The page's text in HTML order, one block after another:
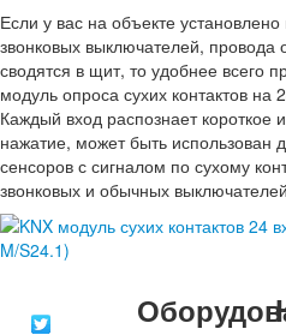
Если у вас на объекте
звонковых выключателей, провода
сводятся в щит, то удобнее всего
модуль опроса сухих контактов на
Каждый вход распознает короткое
нажатие, может быть использован
сенсоров с сигналом по сухому
звонковых и обычных